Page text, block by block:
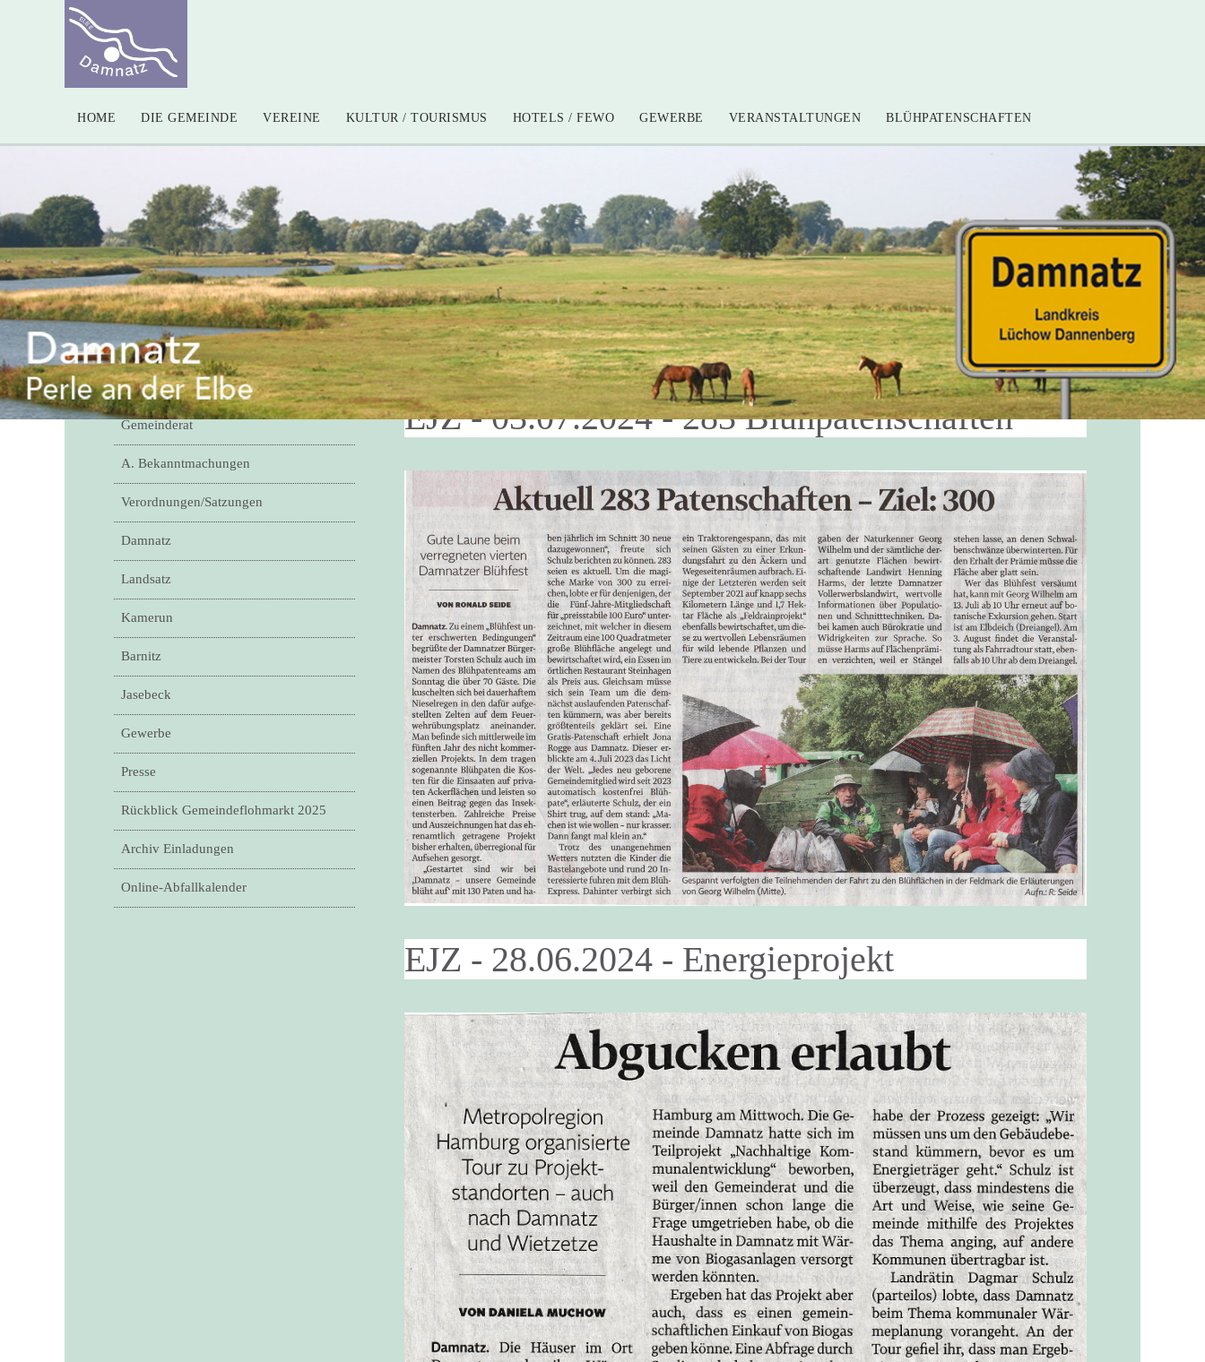
HOME DIE GEMEINDE VEREINE KULTUR / TOURISMUS HOTELS / FEWO GEWERBE VERANSTALTUNGEN BLÜHPATENSCHAFTEN
Gemeinderat
A. Bekanntmachungen
Verordnungen/Satzungen
Damnatz
Landsatz
Kamerun
Barnitz
Jasebeck
Gewerbe
Presse
Rückblick Gemeindeflohmarkt 2025
Archiv Einladungen
Online-Abfallkalender
EJZ - 03.07.2024 - 283 Blühpatenschaften
EJZ - 28.06.2024 - Energieprojekt